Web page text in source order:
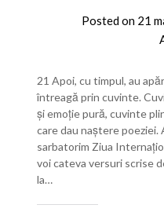
Posted on 21
21 Apoi, cu timpul, au
întreagă prin cuvinte.
şi emoţie pură, cuvinte
care dau naştere poeziei.
sarbatorim Ziua
voi cateva versuri scrise
la…